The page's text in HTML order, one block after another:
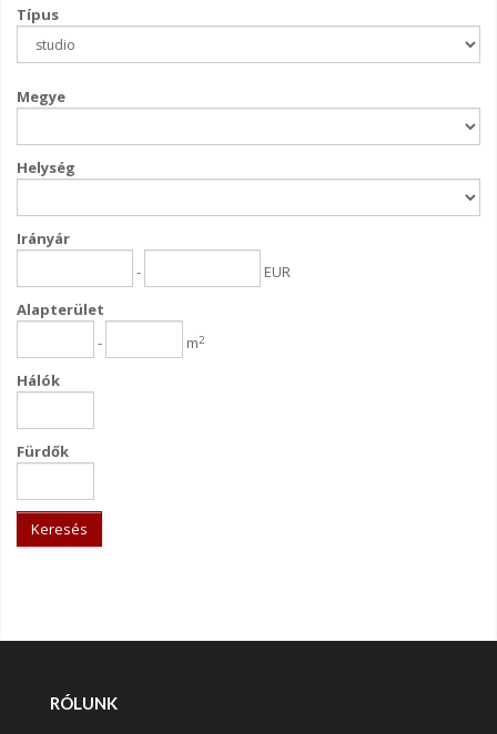
Típus
Megye
Helység
Irányár
-
EUR
Alapterület
-
m2
Hálók
Fürdők
Keresés
RÓLUNK